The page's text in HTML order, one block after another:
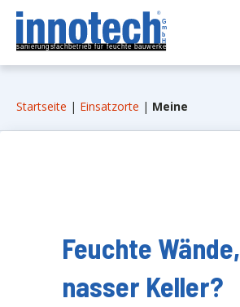
Startseite | Einsatzorte | Meine
Feuchte Wände,
nasser Keller?